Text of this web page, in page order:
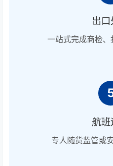
出
一站式完成商检
航班
专人随货监管或